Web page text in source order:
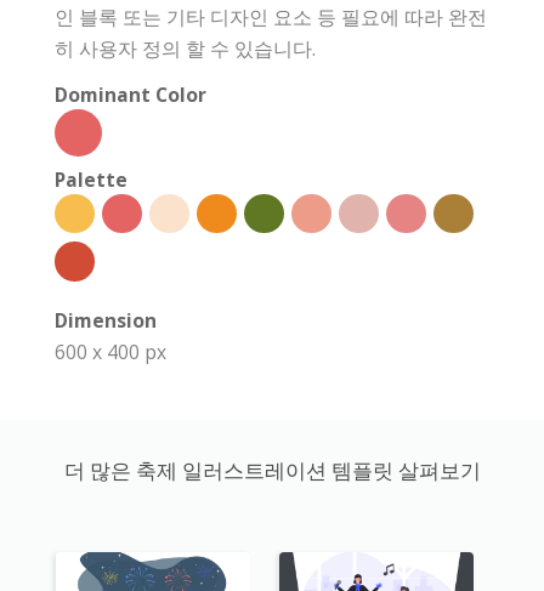
인 블록 또는 기타 디자인 요소 등 필요에 따라 완전
히 사용자 정의 할 수 있습니다.
Dominant Color
Palette
Dimension
600 x 400 px
더 많은 축제 일러스트레이션 템플릿 살펴보기